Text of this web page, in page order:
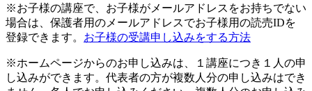
※お子様の講座で、お子様がメールアドレスをお持ちでない
場合は、保護者用のメールアドレスでお子様用の読売IDを
登録できます。 お子様の受講申し込みをする方法
※ホームページからのお申し込みは、１講座につき１人の申
し込みができます。代表者の方が複数人分の申し込みはでき